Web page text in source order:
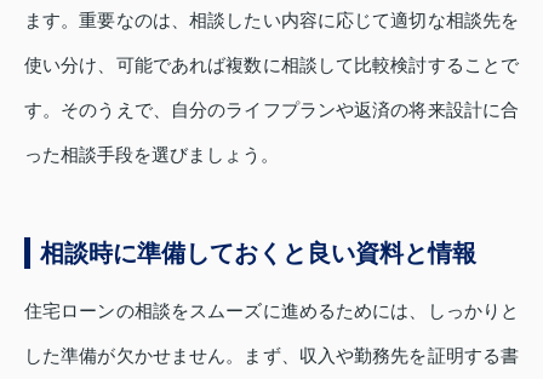
ます。重要なのは、相談したい内容に応じて適切な相談先を
使い分け、可能であれば複数に相談して比較検討することで
す。そのうえで、自分のライフプランや返済の将来設計に合
った相談手段を選びましょう。
相談時に準備しておくと良い資料と情報
住宅ローンの相談をスムーズに進めるためには、しっかりと
した準備が欠かせません。まず、収入や勤務先を証明する書